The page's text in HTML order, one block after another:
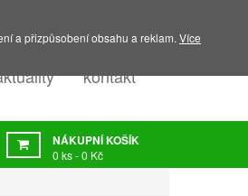
kontakt
NÁKUPNÍ KOŠÍK
0 ks -0 Kč
a přizpůsobení obsahu a reklam. Více